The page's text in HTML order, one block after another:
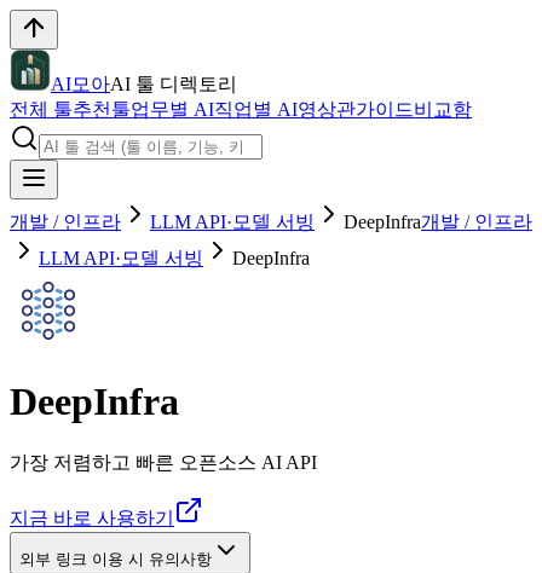
AI모아AI 툴 디렉토리
전체 툴추천툴업무별 AI직업별 AI영상관가이드비교함
개발 / 인프라 LLM API·모델 서빙 DeepInfra개발 / 인프라
LLM API·모델 서빙
DeepInfra
DeepInfra
가장 저렴하고 빠른 오픈소스 AI API
지금 바로 사용하기
외부 링크 이용 시 유의사항